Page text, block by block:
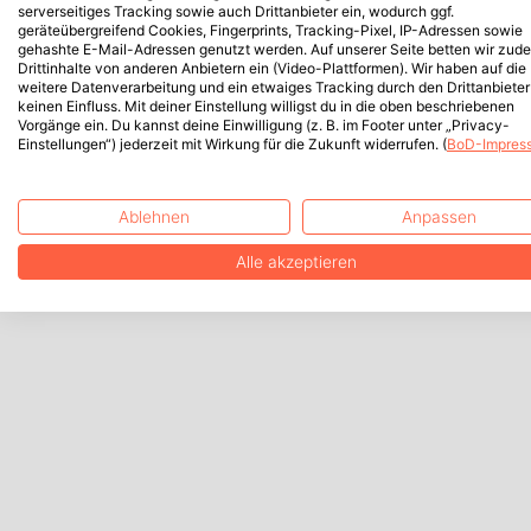
serverseitiges Tracking sowie auch Drittanbieter ein, wodurch ggf.
geräteübergreifend Cookies, Fingerprints, Tracking-Pixel, IP-Adressen sowie
gehashte E-Mail-Adressen genutzt werden. Auf unserer Seite betten wir
Drittinhalte von anderen Anbietern ein (Video-Plattformen). Wir haben auf die
weitere Datenverarbeitung und ein etwaiges Tracking durch den Drittanbieter
keinen Einfluss. Mit deiner Einstellung willigst du in die oben beschriebenen
Vorgänge ein. Du kannst deine Einwilligung (z. B. im Footer unter „Privacy-
Einstellungen“) jederzeit mit Wirkung für die Zukunft widerrufen. (BoD-
Ablehnen Anpassen
Alle akzeptieren